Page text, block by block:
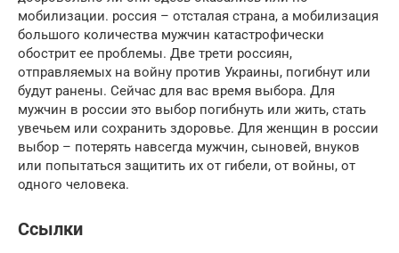
мобилизации. россия – отсталая страна, а мобилизация
большого количества мужчин катастрофически
обострит ее проблемы. Две трети россиян,
отправляемых на войну против Украины, погибнут или
будут ранены. Сейчас для вас время выбора. Для
мужчин в россии это выбор погибнуть или жить, стать
увечьем или сохранить здоровье. Для женщин в россии
выбор – потерять навсегда мужчин, сыновей, внуков
или попытаться защитить их от гибели, от войны, от
одного человека.
Ссылки